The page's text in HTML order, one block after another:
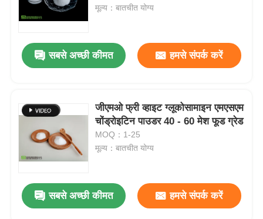
मूल्य：बातचीत योग्य
सबसे अच्छी कीमत हमसे संपर्क करें
जीएमओ फ्री व्हाइट ग्लूकोसामाइन एमएसएम
चोंड्रोइटिन पाउडर 40 - 60 मेश फूड ग्रेड
MOQ：1-25
मूल्य：बातचीत योग्य
सबसे अच्छी कीमत हमसे संपर्क करें